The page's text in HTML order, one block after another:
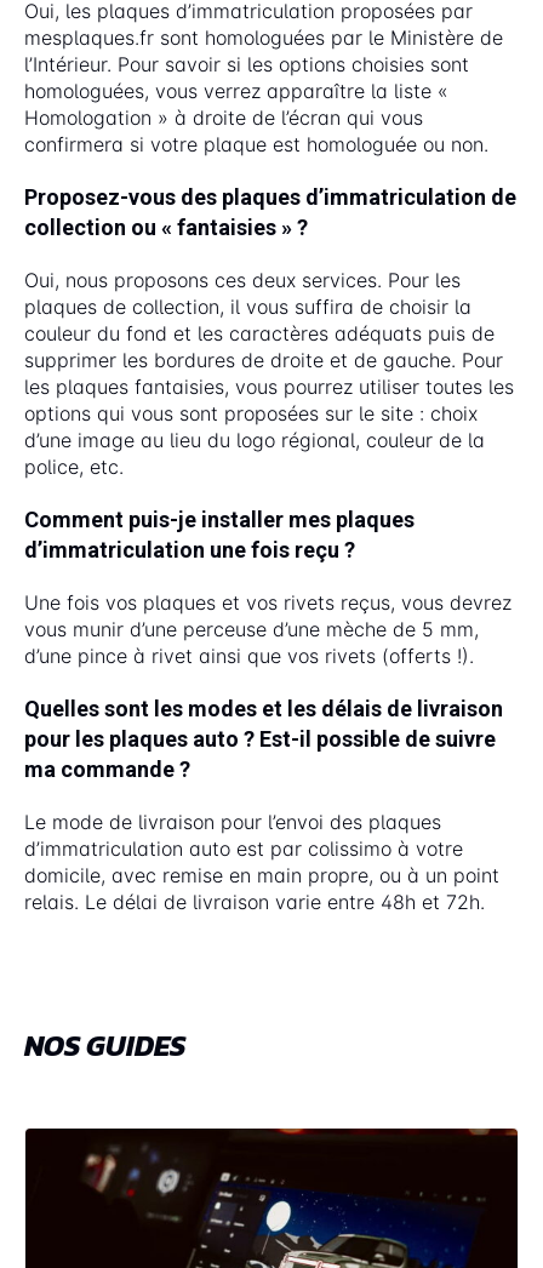
Oui, les plaques d’immatriculation proposées par
mesplaques.fr sont homologuées par le Ministère de
l’Intérieur. Pour savoir si les options choisies sont
homologuées, vous verrez apparaître la liste «
Homologation » à droite de l’écran qui vous
confirmera si votre plaque est homologuée ou non.
Proposez-vous des plaques d’immatriculation de
collection ou « fantaisies » ?
Oui, nous proposons ces deux services. Pour les
plaques de collection, il vous suffira de choisir la
couleur du fond et les caractères adéquats puis de
supprimer les bordures de droite et de gauche. Pour
les plaques fantaisies, vous pourrez utiliser toutes les
options qui vous sont proposées sur le site : choix
d’une image au lieu du logo régional, couleur de la
police, etc.
Comment puis-je installer mes plaques
d’immatriculation une fois reçu ?
Une fois vos plaques et vos rivets reçus, vous devrez
vous munir d’une perceuse d’une mèche de 5 mm,
d’une pince à rivet ainsi que vos rivets (offerts !).
Quelles sont les modes et les délais de livraison
pour les plaques auto ? Est-il possible de suivre
ma commande ?
Le mode de livraison pour l’envoi des plaques
d’immatriculation auto est par colissimo à votre
domicile, avec remise en main propre, ou à un point
relais. Le délai de livraison varie entre 48h et 72h.
NOS GUIDES